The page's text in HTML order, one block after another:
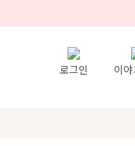
로그인 이